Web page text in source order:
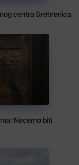
centra Srebrenica
Nećemo biti